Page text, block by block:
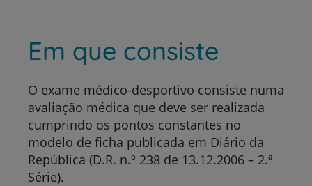
Em que consiste
O exame médico-desportivo consiste numa
avaliação médica que deve ser realizada
cumprindo os pontos constantes no
modelo de ficha publicada em Diário da
República (D.R. n.º 238 de 13.12.2006 – 2.ª
Série).